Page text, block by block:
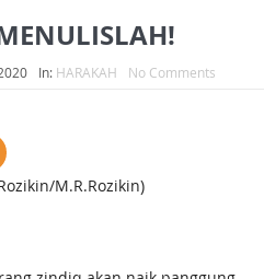
In: HARAKAH No Comments
M.R.Rozikin)